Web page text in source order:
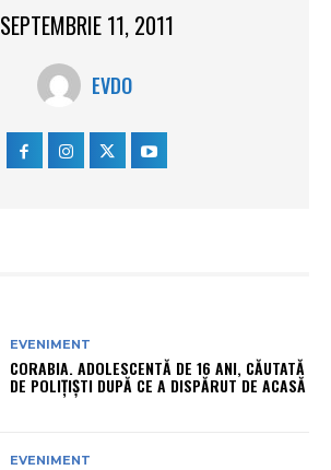
SEPTEMBRIE 11, 2011
EVDO
EVENIMENT
CORABIA. ADOLESCENTĂ DE 16 ANI, CĂUTATĂ
DE POLIȚIȘTI DUPĂ CE A DISPĂRUT DE ACASĂ
EVENIMENT